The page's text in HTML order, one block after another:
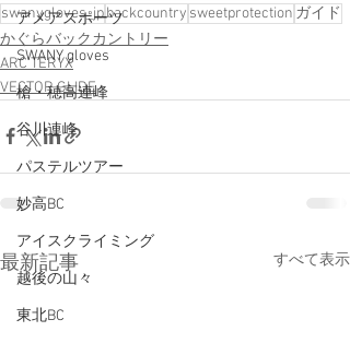
アメアスポーツ
SWANY gloves
槍・穂高連峰
谷川連峰
パステルツアー
妙高BC
アイスクライミング
越後の山々
東北BC
swanygloves_jpbackcountry sweetprotection ガイド
かぐらバックカントリー
ARC'TERYX
VECTOR GLIDE
最新記事 すべて表示